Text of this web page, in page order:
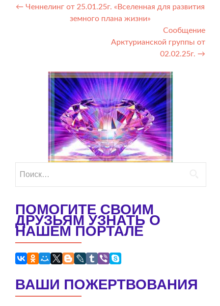
Навигация
← Ченнелинг от 25.01.25г. «Вселенная для развития
земного плана жизни»
Сообщение
Арктурианской группы от
02.02.25г. →
ПОМОГИТЕ СВОИМ
ДРУЗЬЯМ УЗНАТЬ О
НАШЕМ ПОРТАЛЕ
ВАШИ ПОЖЕРТВОВАНИЯ